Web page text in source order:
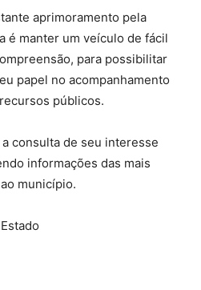
aprimoramento pela
é manter um veículo de fácil
para possibilitar
papel no acompanhamento
públicos.
consulta de seu interesse
informações das mais
município.